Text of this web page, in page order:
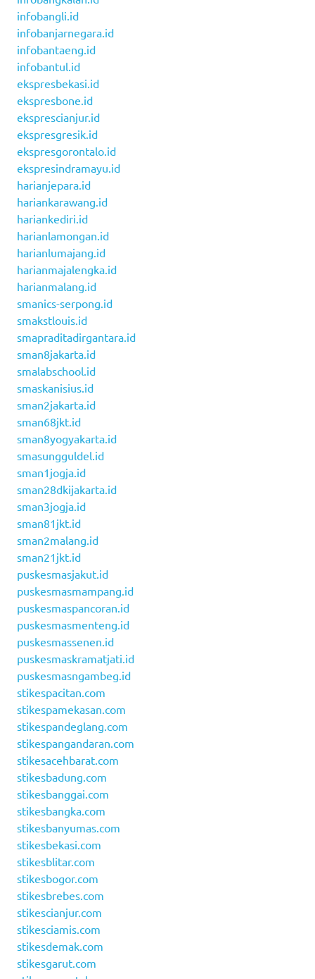
infobangli.id
infobanjarnegara.id
infobantaeng.id
infobantul.id
ekspresbekasi.id
ekspresbone.id
eksprescianjur.id
ekspresgresik.id
ekspresgorontalo.id
ekspresindramayu.id
harianjepara.id
hariankarawang.id
hariankediri.id
harianlamongan.id
harianlumajang.id
harianmajalengka.id
harianmalang.id
smanics-serpong.id
smakstlouis.id
smapraditadirgantara.id
sman8jakarta.id
smalabschool.id
smaskanisius.id
sman2jakarta.id
sman68jkt.id
sman8yogyakarta.id
smasungguldel.id
sman1jogja.id
sman28dkijakarta.id
sman3jogja.id
sman81jkt.id
sman2malang.id
sman21jkt.id
puskesmasjakut.id
puskesmasmampang.id
puskesmaspancoran.id
puskesmasmenteng.id
puskesmassenen.id
puskesmaskramatjati.id
puskesmasngambeg.id
stikespacitan.com
stikespamekasan.com
stikespandeglang.com
stikespangandaran.com
stikesacehbarat.com
stikesbadung.com
stikesbanggai.com
stikesbangka.com
stikesbanyumas.com
stikesbekasi.com
stikesblitar.com
stikesbogor.com
stikesbrebes.com
stikescianjur.com
stikesciamis.com
stikesdemak.com
stikesgarut.com